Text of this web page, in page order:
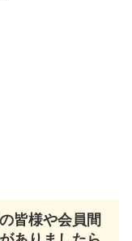
皆様や会員間